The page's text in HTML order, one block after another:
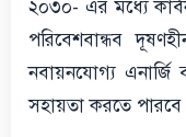
২০৩০- এর মধ্যে
পরিবেশবান্ধব
নবায়নযোগ্য এনার্জি
সহায়তা করতে পারবে